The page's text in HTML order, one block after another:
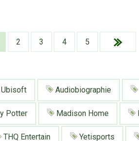
2 3 4 5
Ubisoft Audiobiographie
Potter Madison Home
THQ Entertain Yetisports